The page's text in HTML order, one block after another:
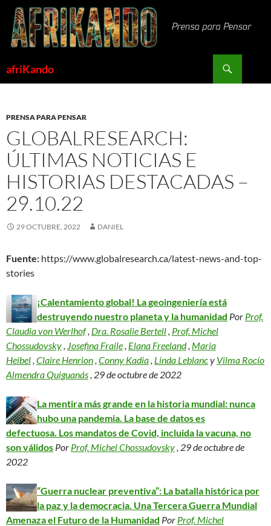
Saltar
contenido
afriKando
PRENSA PARA PENSAR
GLOBALRESEARCH:
ÚLTIMAS NOTICIAS E
HISTORIAS DESTACADAS –
29.10.22
29 OCTUBRE, 2022 DANIEL
Fuente: https://www.globalresearch.ca/latest-news-and-top-
stories
¡Calentamiento global! La geoingeniería está
destruyendo nuestro planeta y la humanidad Por Prof.
Claudia von Werlhof, Dra. Rosalie Bertell, Prof. Michel
Chossudovsky, Josefina Fraile, Elana Freeland, Maria
Heibel, Claire Henrion, Conny Kadia, Linda Leblancy Vilma Rocío
Almendra Quiguanás, 29 de octubre de 2022
La mentira más grande en la historia mundial: nunca
hubo una pandemia. La base de datos es
defectuosa. Los mandatos de Covid, incluida la vacuna, no
son válidos Por Prof. Michel Chossudovsky, 29 de octubre de
2022
“Guerra nuclear preventiva”: La batalla histórica por
la paz y la democracia. Una Tercera Guerra Mundial
Amenaza el Futuro de la Humanidad Por Prof. Michel